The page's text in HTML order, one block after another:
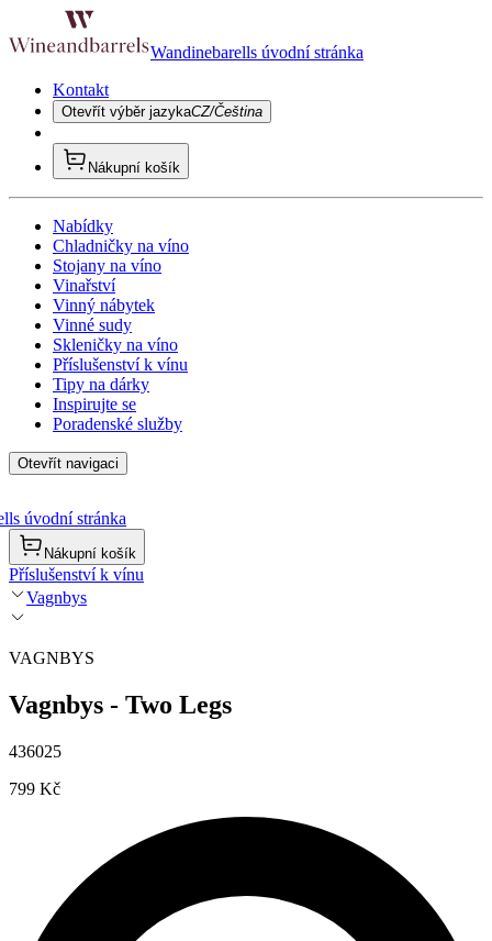
Wandinebarells úvodní stránka
Kontakt
Otevřít výběr jazykaCZ/Čeština
Nákupní košík
Nabídky
Chladničky na víno
Stojany na víno
Vinařství
Vinný nábytek
Vinné sudy
Skleničky na víno
Příslušenství k vínu
Tipy na dárky
Inspirujte se
Poradenské služby
Otevřít navigaci
úvodní stránka
Nákupní košík
Příslušenství k vínu
Vagnbys
VAGNBYS
Vagnbys - Two Legs
436025
799 Kč